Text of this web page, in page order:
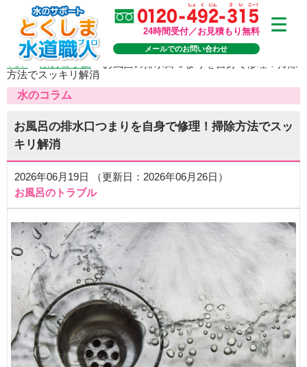
24時間受付／お見積もり無料
メールでのお問い合わせ
TOP>水のコラム >
方法でスッキリ解消
水のコラム
お風呂の排水口つまりを自身で修理！掃除方法でスッ
キリ解消
2026年06月19日 （更新日：2026年06月26日）
お風呂のトラブル